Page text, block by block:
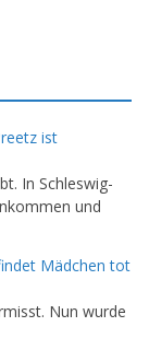
ist
In Schleswig-
und
Mädchen tot
Nun wurde